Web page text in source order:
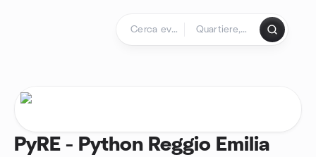
PyRE - Python Reggio Emilia